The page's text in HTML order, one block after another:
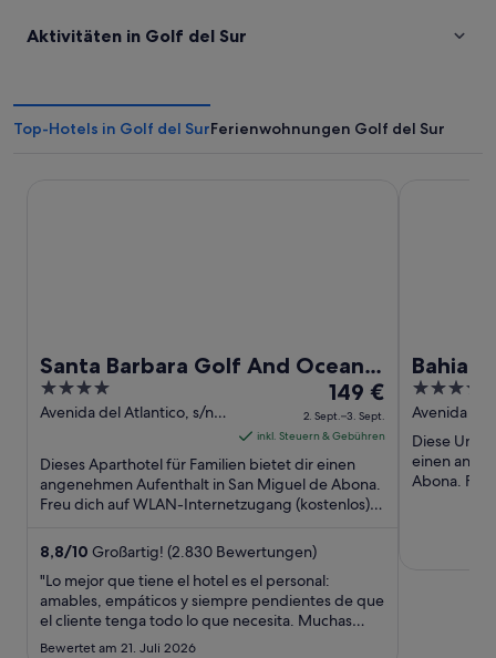
Aktivitäten in Golf del Sur
Top-Hotels in Golf del SurFerienwohnungen Golf del Sur
Santa Barbara Golf And Ocean
Club
4
out
5
Avenida del Atlantico, s/n
Der
Preis
beträgt
149 €
pro
Nacht
Sept.
bis
zum
149 €
2. Sept.–3. Sept.
inkl. Steuern & Gebühren
Dieses Aparthotel für Familien bietet dir einen
angenehmen Aufenthalt in San Miguel de Abona.
Freu dich auf WLAN-Internetzugang (kostenlos),
8,8/10 Großartig! (2.830 Bewertungen)
"Lo mejor que tiene el hotel es el personal:
amables, empáticos y siempre pendientes de que
el cliente tenga todo lo que necesita. Muchas
gracias por todo. Mi padre, mi hija y yo pasamos
Bewertet am 21. Juli 2026
Bahia
Hyatt
5
out
of
5
Avenida
Canary
Diese
einen
Abona.